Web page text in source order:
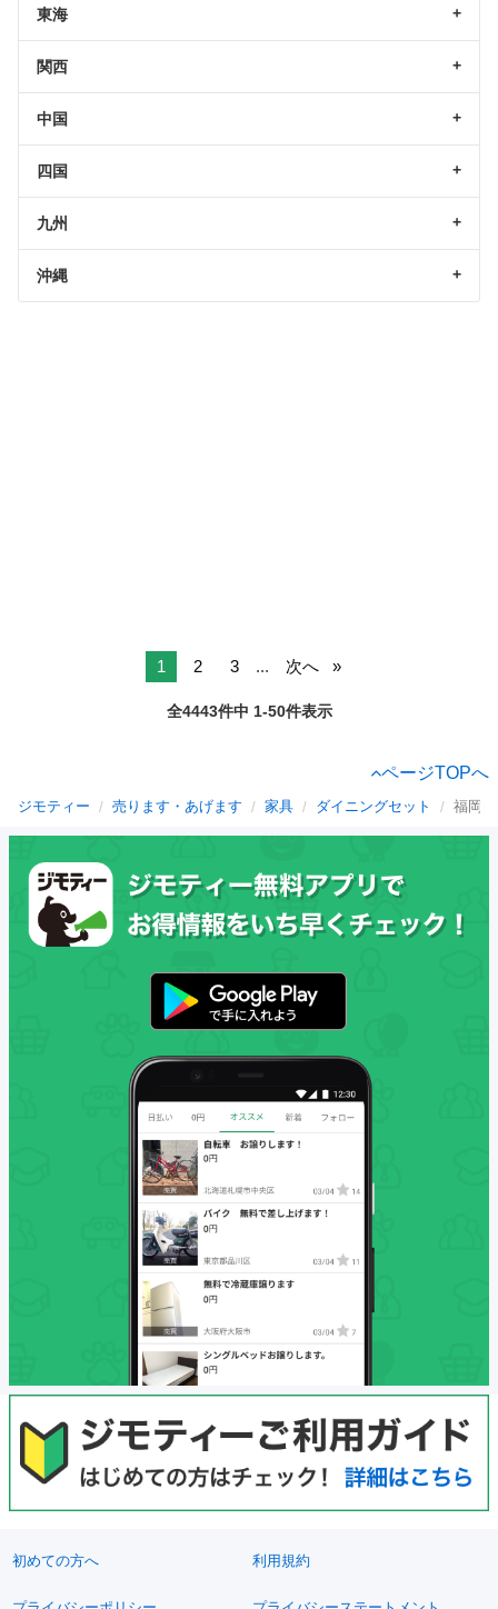
東海
関西
中国
四国
九州
沖縄
1 2 3 ... 次へ
全4443件中 1-50件表示
ページTOPへ
ジモティー 売ります・あげます 家具 ダイニングセット 福岡
初めての方へ 利用規約